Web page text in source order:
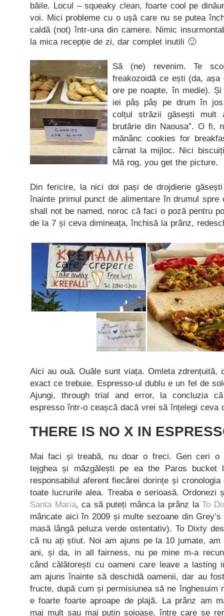
băile. Locul – squeaky clean, foarte cool pe
voi. Mici probleme cu o ușă care nu se putea
caldă (not) într-una din camere. Nimic
la mica recepție de zi, dar complet inutili 🙂
Să (ne) revenim. Te
freakozoidă ce ești (da,
ore pe noapte, în medie).
iei pâș pâș pe drum în
colțul străzii găsești mult
brutărie din Naousa”. O fi,
mănânc cookies for
cârnat la mijloc. Nici
Mă rog, you get the picture.
Din fericire, la nici doi pași de drojdierie
înainte primul punct de alimentare în drumul spre
shall not be named, noroc că faci o poză pentru
de la 7 și ceva dimineața, închisă la prânz,
Aici au ouă. Ouăle sunt viața. Omleta zdrențuită,
exact ce trebuie. Espresso-ul dublu e un fel de
Ajungi, through trial and error, la concluzia
espresso într-o ceașcă dacă vrei să înțelegi ceva
THERE IS NO X IN
Mai faci și treabă, nu doar o freci. Gen ceri o
tejghea și măzgălești pe ea the Paros bucket
responsabilul aferent fiecărei dorințe și
toate lucrurile alea. Treaba e serioasă. Ordonezi
Santa Maria, ca să puteți mânca la prânz laTo
mâncate aici în 2009 și multe sezoane din
masă lângă peluza verde ostentativ). To Dixty
că nu ați știut. Noi am ajuns pe la 10 jumate, am
ani, și da, in all fairness, nu pe mine m-a
când călătorești cu oameni care leave a lasting
am ajuns înainte să deschidă oamenii, dar au
fructe, după cum și permisiunea să ne înghesuim
e foarte foarte aproape de plajă. La prânz am
mai mult sau mai puțin soioase, între care se